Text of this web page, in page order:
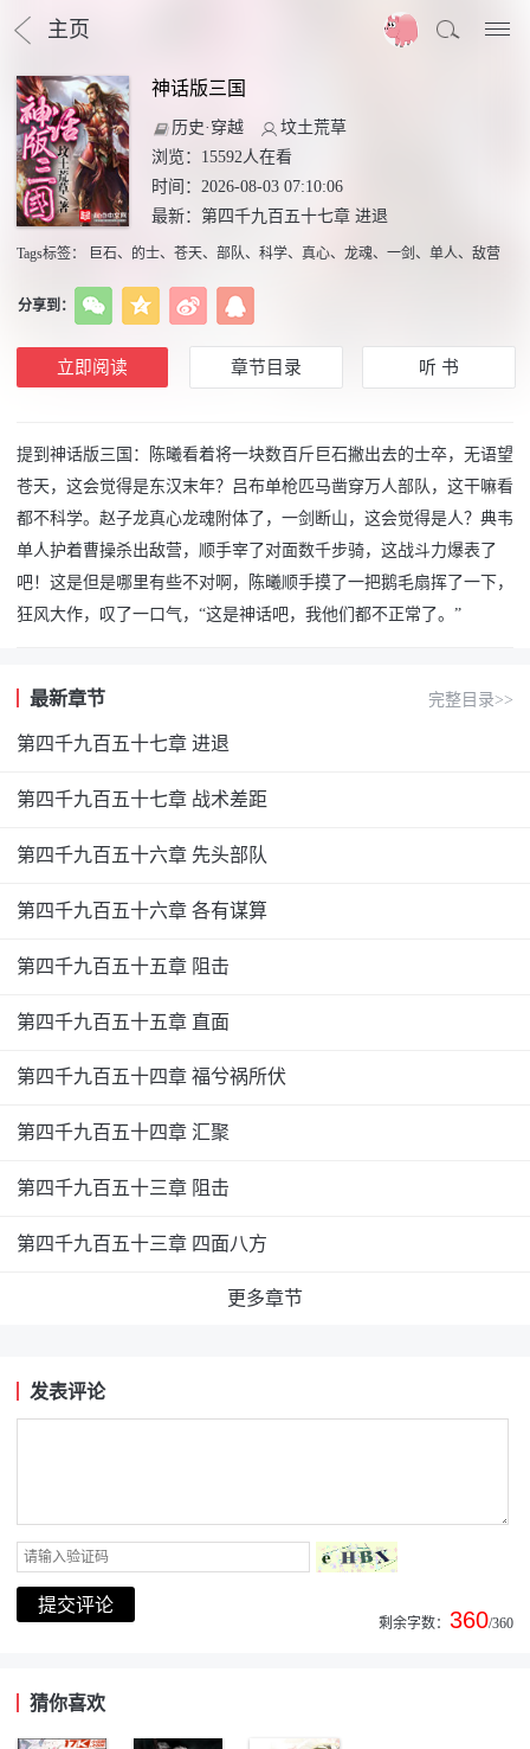
主页
神话版三国
历史·穿越
坟土荒草
浏览： 15592 人在看
时间：2026-08-03 07:10:06
最新： 第四千九百五十七章 进退
Tags标签： 巨石、 的士、 苍天、 部队、 科学、 真心、 龙魂、 一剑 、 单人、 敌营
分享到：
立即阅读 章节目录 听 书
提到神话版三国：陈曦看着将一块数百斤巨石撇出去的士卒，无语望
苍天，这会觉得是东汉末年？吕布单枪匹马凿穿万人部队，这干嘛看
都不科学。赵子龙真心龙魂附体了，一剑断山，这会觉得是人？典韦
单人护着曹操杀出敌营，顺手宰了对面数千步骑，这战斗力爆表了
吧！这是但是哪里有些不对啊，陈曦顺手摸了一把鹅毛扇挥了一下，
狂风大作，叹了一口气，“这是神话吧，我他们都不正常了。”
最新章节 完整目录>>
第四千九百五十七章 进退
第四千九百五十七章 战术差距
第四千九百五十六章 先头部队
第四千九百五十六章 各有谋算
第四千九百五十五章 阻击
第四千九百五十五章 直面
第四千九百五十四章 福兮祸所伏
第四千九百五十四章 汇聚
第四千九百五十三章 阻击
第四千九百五十三章 四面八方
更多章节
发表评论
剩余字数：360/360
猜你喜欢